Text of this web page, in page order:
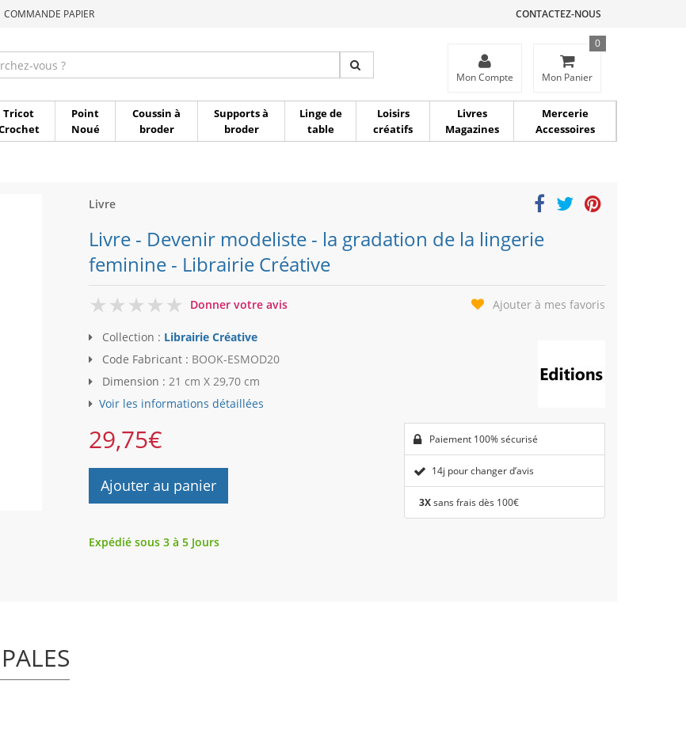
COMMANDE PAPIER CONTACTEZ-NOUS
Mon Compte Mon Panier
0
Tricot
Point
Noué
Coussin à
broder
Supports à
broder
Linge de
table
Loisirs
créatifs
Livres
Magazines
Mercerie
Accessoires
Livre
Livre - Devenir modeliste - la gradation de la lingerie
feminine - Librairie Créative
0
Donner votre avis Ajouter à mes favoris
Collection : Librairie Créative
Code Fabricant : BOOK-ESMOD20
Dimension : 21 cm X 29,70 cm
Voir les informations détaillées
29,75€
Ajouter au panier
Paiement 100% sécurisé
14j pour changer d’avis
3Xsans frais dès 100€
Expédié sous 3 à 5 Jours